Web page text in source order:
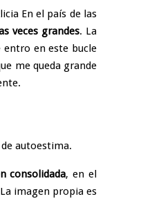
En el país de las
veces grandes. La
entro en este bucle
me queda grande
autoestima.
consolidada, en el
imagen propia es